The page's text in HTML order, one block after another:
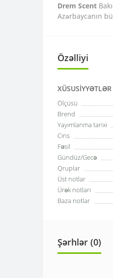
Drem Scent
Azərbaycanın
Özəlliyi
XÜSUSIYYƏTLƏR
Ölçüsü
Brend
Yayımlanma tarixi
Cins
Fəsil
Gündüz/Gecə
Qruplar
Üst notlar
Ürək notları
Baza notlar
Şərhlər (0)